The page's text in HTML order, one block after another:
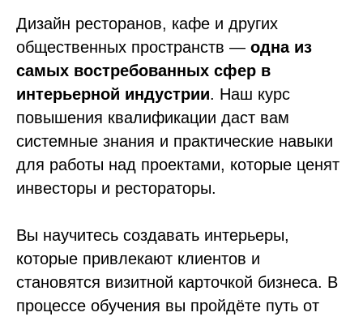
Дизайн ресторанов, кафе и других
общественных пространств — одна из
самых востребованных сфер в
интерьерной индустрии. Наш курс
повышения квалификации даст вам
системные знания и практические навыки
для работы над проектами, которые ценят
инвесторы и рестораторы.
Вы научитесь создавать интерьеры,
которые привлекают клиентов и
становятся визитной карточкой бизнеса. В
процессе обучения вы пройдёте путь от